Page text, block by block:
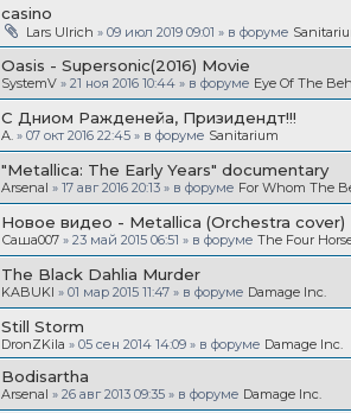
casino
Lars Ulrich » 09 июл 2019 09:01 » в форуме
Oasis - Supersonic(2016) Movie
SystemV » 21 ноя 2016 10:44 » в форуме Eye Of The
С Дниом Ражденейа, Призидендт!!!
A. » 07 окт 2016 22:45 » в форуме Sanitarium
"Metallica: The Early Years" documentary
Arsenal » 17 авг 2016 20:13 » в форуме For Whom The
Новое видео - Metallica (Orchestra cover)
Саша007 » 23 май 2015 06:51 » в форуме The Four
The Black Dahlia Murder
KABUKI » 01 мар 2015 11:47 » в форуме Damage Inc.
Still Storm
DronZKila » 05 сен 2014 14:09 » в форуме Damage Inc.
Bodisartha
Arsenal » 26 авг 2013 09:35 » в форуме Damage Inc.